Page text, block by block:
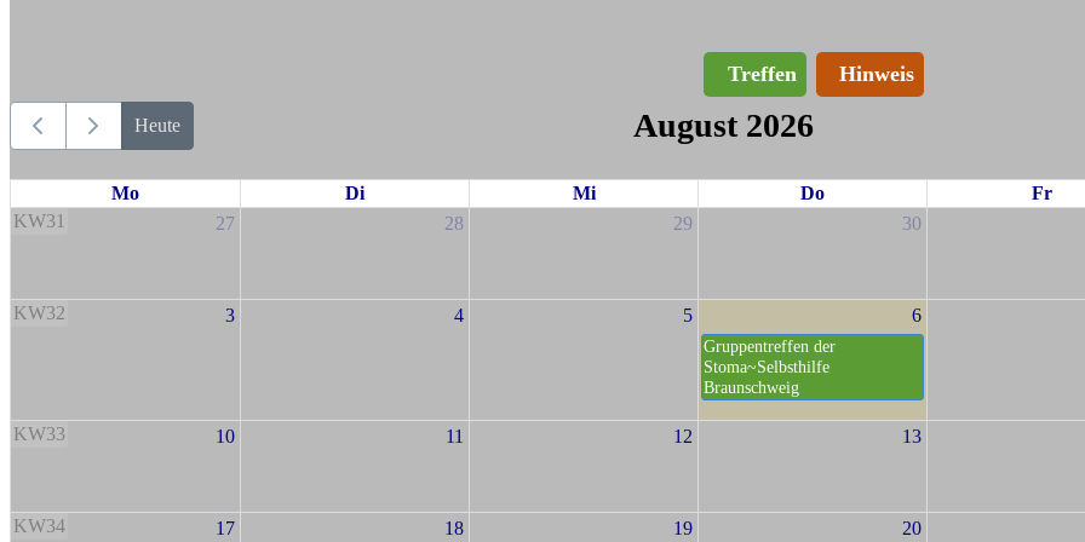
Treffen Hinweis
Heute August 2026
Mo Di Mi Do
Fr
KW31
27 28 29 30
KW32 3 4 5 6
Gruppentreffen der
Stoma~Selbsthilfe
Braunschweig
KW33 10 11 12 13
KW34 17 18 19 20